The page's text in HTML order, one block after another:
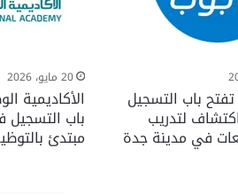
تفتح باب التسجيل
لتدريب
في مدينة جدة
20 مايو، 2026
الأكاديمية
باب التسجيل
مبتدئ